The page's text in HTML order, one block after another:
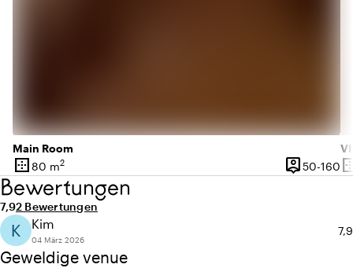
Main Room
border_outer
Oberfläche
80 m2 person_pin
Kapazität
50-160
Bewertungen
Durchschnittliche Bewertung von 7,9 von 10
7,9Anzahl der Bewertungen: 2
2 Bewertungen
Geweldige venue
K Kim
04 März 2026
7,9